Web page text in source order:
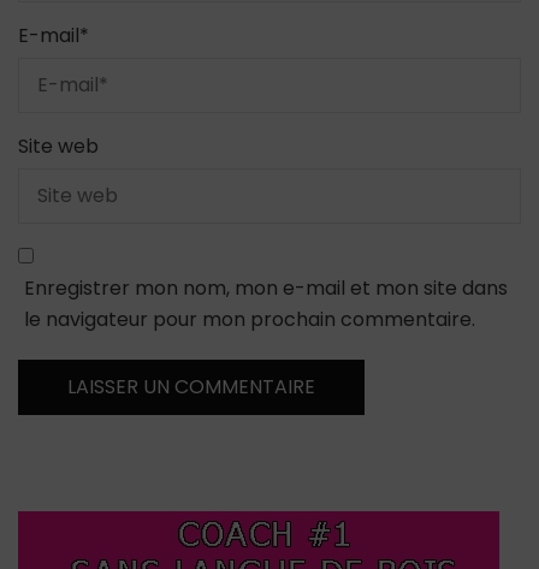
E-mail*
Site web
Enregistrer mon nom, mon e-mail et mon site dans
le navigateur pour mon prochain commentaire.